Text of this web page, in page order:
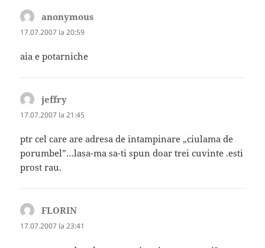
anonymous
17.07.2007 la 20:59
aia e potarniche
jeffry
17.07.2007 la 21:45
ptr cel care are adresa de intampinare „ciulama de
porumbel”…lasa-ma sa-ti spun doar trei cuvinte .esti
prost rau.
FLORIN
17.07.2007 la 23:41